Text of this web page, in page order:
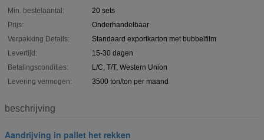
Min. bestelaantal:
20 sets
Prijs:
Onderhandelbaar
Verpakking Details:
Standaard exportkarton met bubbelfilm
Levertijd:
15-30 dagen
Betalingscondities:
L/C, T/T, Western Union
Levering vermogen:
3500 ton/ton per maand
beschrijving
Aandrijving in pallet het rekken